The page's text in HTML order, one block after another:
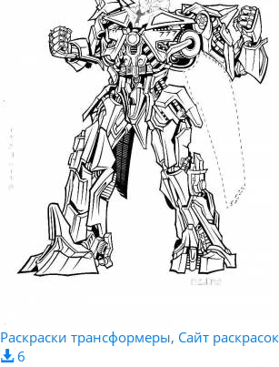
Раскраски трансформеры, Сайт раскрасок
6